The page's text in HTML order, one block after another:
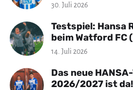
30. Juli 2026
Testspiel: Hansa
beim Watford FC
14. Juli 2026
Das neue
2026/2027 ist da!